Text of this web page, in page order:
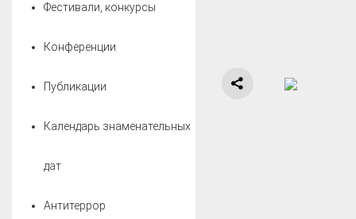
Фестивали, конкурсы
Конференции
Публикации
Календарь знаменательных
дат
Антитеррор